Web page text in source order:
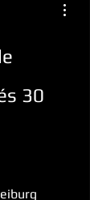
30